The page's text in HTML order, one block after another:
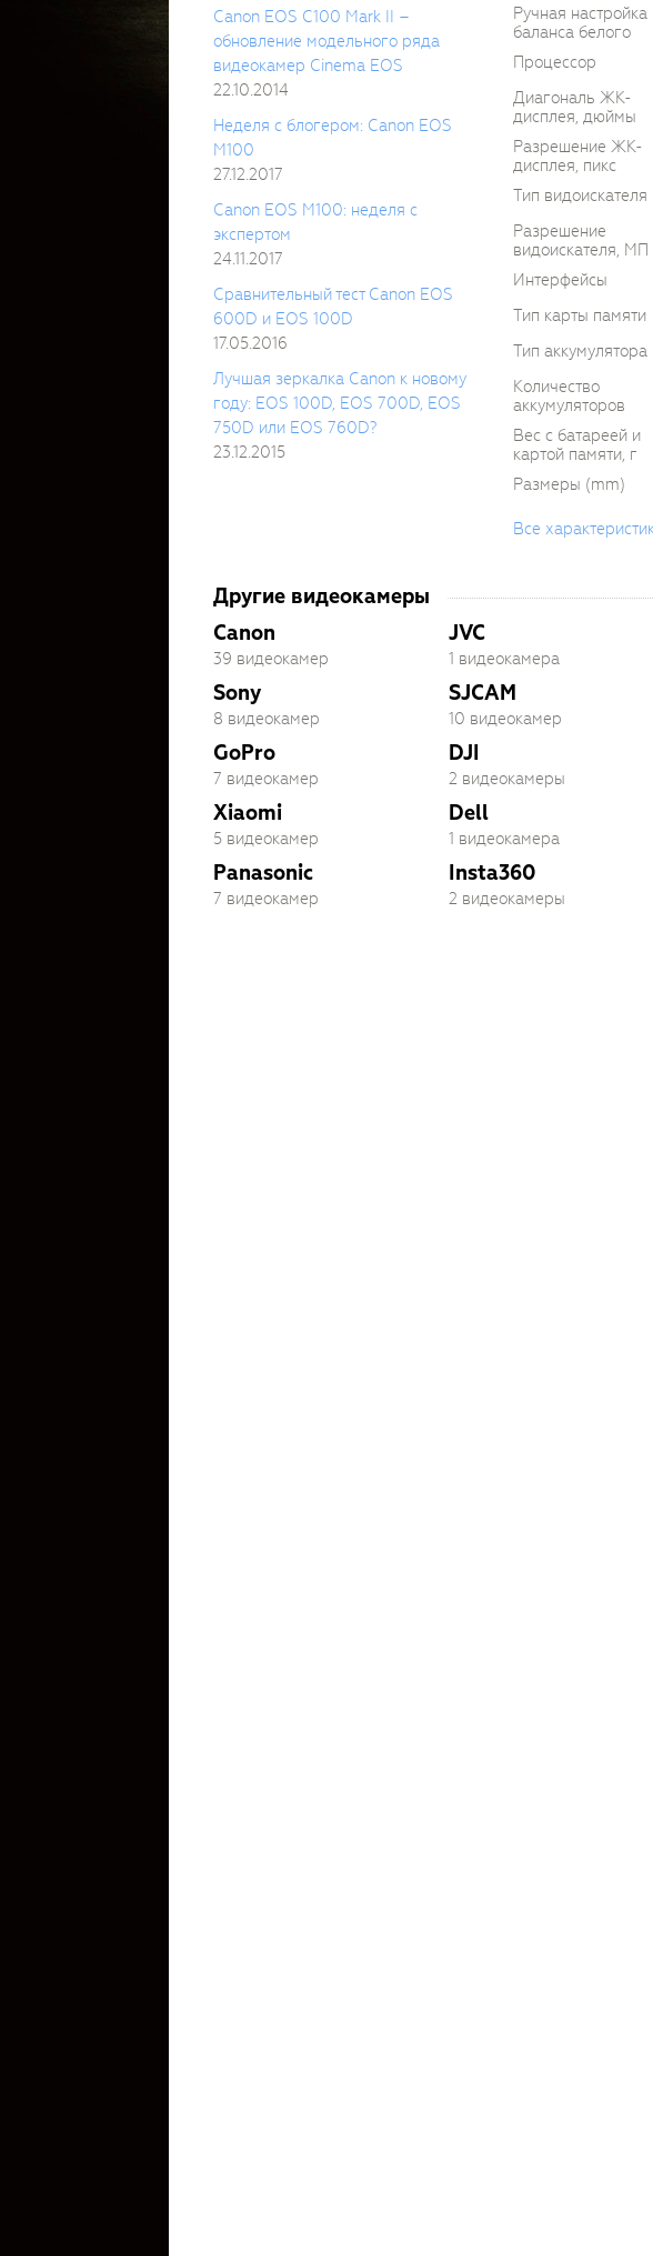
Canon EOS C100 Mark II –
обновление модельного ряда
видеокамер Cinema EOS
22.10.2014
Неделя с блогером: Canon EOS
M100
27.12.2017
Canon EOS M100: неделя с
экспертом
24.11.2017
Сравнительный тест Canon EOS
600D и EOS 100D
17.05.2016
Лучшая зеркалка Canon к новому
году: EOS 100D, EOS 700D, EOS
750D или EOS 760D?
23.12.2015
Ручная настройка
баланса белого
Процессор
Диагональ ЖК-
дисплея, дюймы
Разрешение ЖК-
дисплея, пикс
Тип видоискателя
Разрешение
видоискателя, МП
Интерфейсы
Тип карты памяти
Тип аккумулятора
Количество
аккумуляторов
Вес с батареей и
картой памяти, г
Размеры (mm)
Все
Другие видеокамеры
Canon
39 видеокамер
Sony
8 видеокамер
GoPro
7 видеокамер
Xiaomi
5 видеокамер
Panasonic
7 видеокамер
JVC
1 видеокамера
SJCAM
10 видеокамер
DJI
2 видеокамеры
Dell
1 видеокамера
Insta360
2 видеокамеры